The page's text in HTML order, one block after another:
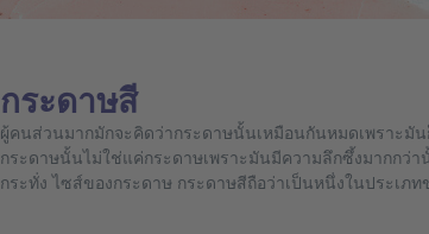
กระดาษสี
ผู้คนส่วนมากมักจะคิดว่ากระดาษนั้นเหมือนกันหมดเพราะมั
กระดาษนั้นไม่ใช่แค่กระดาษเพราะมันมีความลึกซึ้งมากกว่
กระทั่ง ไซส์ของกระดาษ กระดาษสีถือว่าเป็นหนึ่งในประเภ